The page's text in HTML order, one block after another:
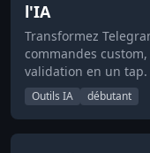
l'IA
Transformez
commandes
validation en un tap.
Outils IA débutant